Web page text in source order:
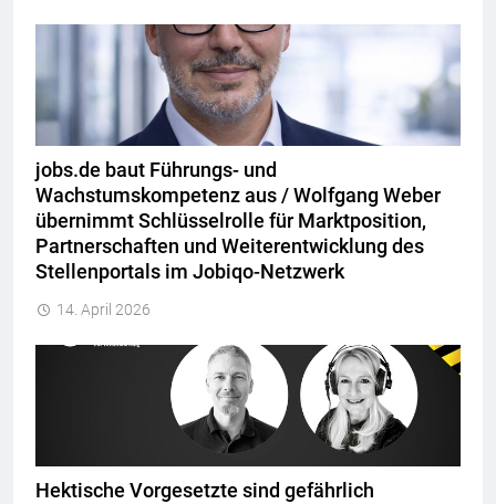
jobs.de baut Führungs- und
Wachstumskompetenz aus / Wolfgang Weber
übernimmt Schlüsselrolle für Marktposition,
Partnerschaften und Weiterentwicklung des
Stellenportals im Jobiqo-Netzwerk
14. April 2026
Hektische Vorgesetzte sind gefährlich